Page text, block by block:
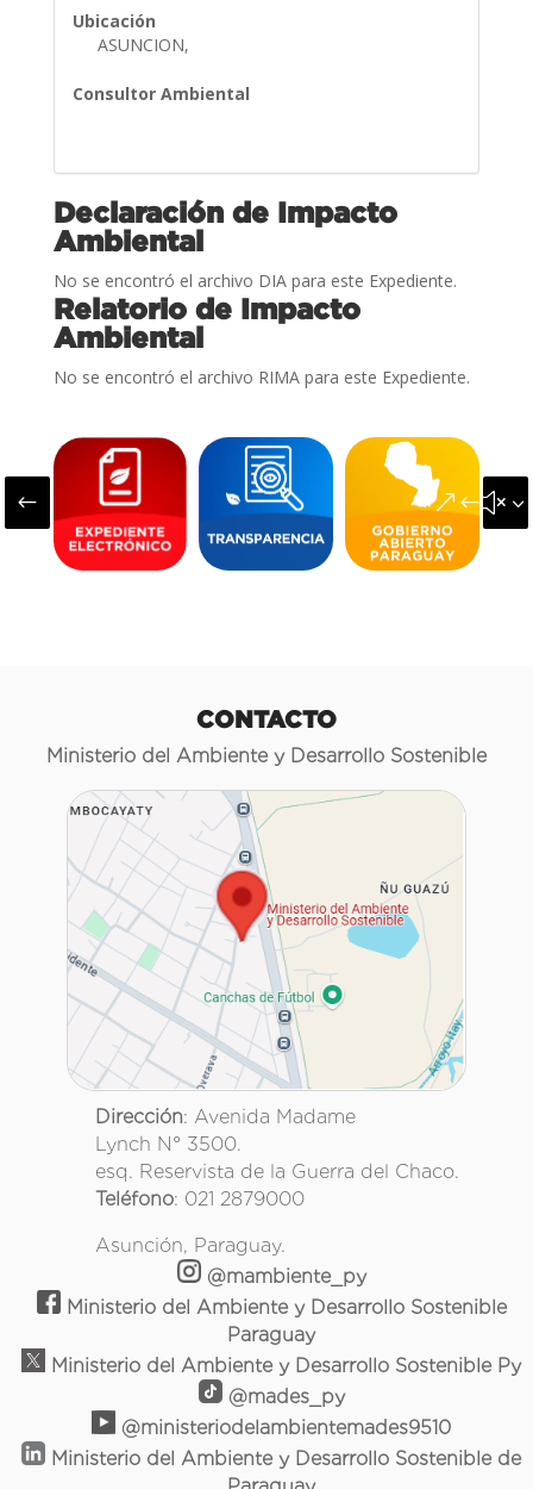
Ubicación
ASUNCION,
Consultor Ambiental
Declaración de Impacto
Ambiental
No se encontró el archivo DIA para este Expediente.
Relatorio de Impacto
Ambiental
No se encontró el archivo RIMA para este Expediente.
#
CONTACTO
Ministerio del Ambiente y Desarrollo Sostenible
Dirección: Avenida Madame
Lynch N° 3500.
esq. Reservista de la Guerra del Chaco.
Teléfono: 021 2879000
Asunción, Paraguay.
@mambiente_py
Ministerio del Ambiente y Desarrollo Sostenible
Paraguay
Ministerio del Ambiente y Desarrollo Sostenible Py
@mades_py
@ministeriodelambientemades9510
Ministerio del Ambiente y Desarrollo Sostenible de